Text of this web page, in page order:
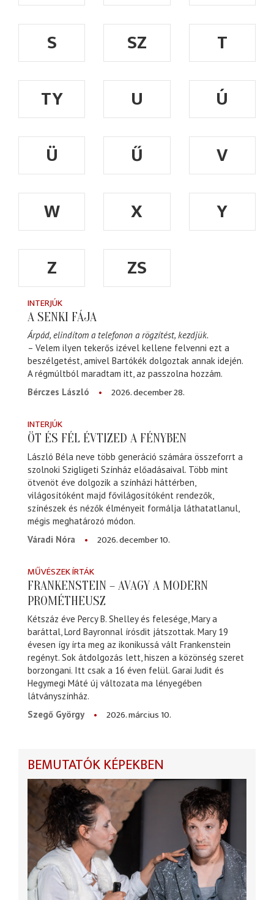
S
SZ
T
TY
U
Ú
Ü
Ű
V
W
X
Y
Z
ZS
INTERJÚK
A SENKI FÁJA
Árpád, elindítom a telefonon a rögzítést, kezdjük.
– Velem ilyen tekerős izével kellene felvenni ezt a
beszélgetést, amivel Bartókék dolgoztak annak idején.
A régmúltból maradtam itt, az passzolna hozzám.
Bérczes László
2026. december 28.
INTERJÚK
ÖT ÉS FÉL ÉVTIZED A FÉNYBEN
László Béla neve több generáció számára összeforrt a
szolnoki Szigligeti Színház előadásaival. Több mint
ötvenöt éve dolgozik a színházi háttérben,
világosítóként majd fővilágosítóként rendezők,
színészek és nézők élményeit formálja láthatatlanul,
mégis meghatározó módon.
Váradi Nóra
2026. december 10.
MŰVÉSZEK ÍRTÁK
FRANKENSTEIN – AVAGY A MODERN
PROMÉTHEUSZ
Kétszáz éve Percy B. Shelley és felesége, Mary a
baráttal, Lord Bayronnal írósdit játszottak. Mary 19
évesen így írta meg az ikonikussá vált Frankenstein
regényt. Sok átdolgozás lett, hiszen a közönség szeret
borzongani. Itt csak a 16 éven felül. Garai Judit és
Hegymegi Máté új változata ma lényegében
látványszínház.
Szegő György
2026. március 10.
BEMUTATÓK KÉPEKBEN